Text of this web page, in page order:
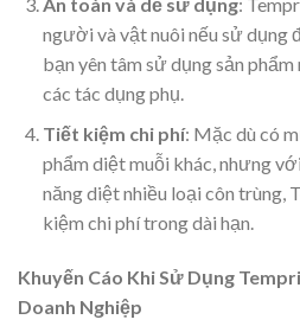
người và vật nuôi nếu sử dụng
bạn yên tâm sử dụng sản
các tác dụng phụ.
Tiết kiệm chi phí: Mặc dù có
phẩm diệt muỗi khác, nhưng
năng diệt nhiều loại côn trùng,
kiệm chi phí trong dài hạn.
Khuyến Cáo Khi Sử Dụng
Doanh Nghiệp